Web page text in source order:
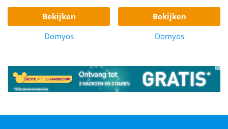
bekijken
Domyos
bekijken
Domyos